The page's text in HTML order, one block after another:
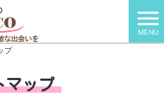
MENU
プ
マップ